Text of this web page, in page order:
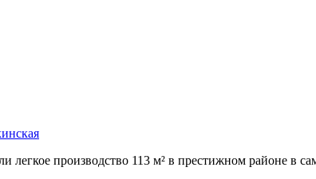
легкое производство 113 м² в престижном районе в